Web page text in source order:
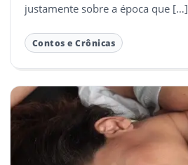
justamente sobre a época que […]
Contos e Crônicas